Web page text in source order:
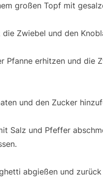
großen Topf mit
Zwiebel und den
Pfanne erhitzen und die
und den Zucker
Salz und Pfeffer
abgießen und